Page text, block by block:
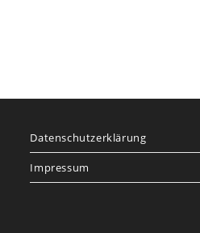
Datenschutzerklärung
Impressum